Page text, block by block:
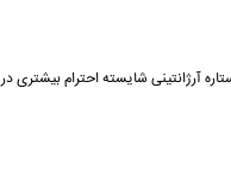
آرژانتینی شایسته احترام بیشتری در